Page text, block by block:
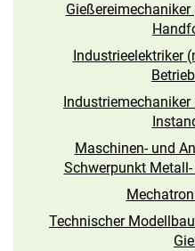
Industrieelektriker
Maschinen- und
Schwerpunkt
Technischer